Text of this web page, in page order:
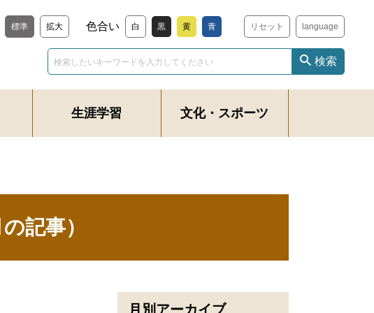
標準 拡大 色合い 白 黒 黄 青 リセット language
検索
生涯学習 文化・スポーツ
記事）
月別アーカイブ